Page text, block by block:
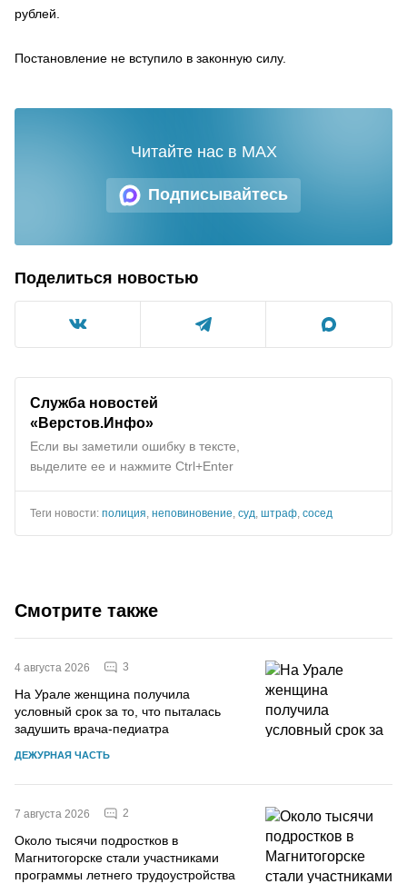
рублей.
Постановление не вступило в законную силу.
Подписывайтесь
Читайте нас в MAX
Поделиться новостью
Служба новостей
«Верстов.Инфо»
Если вы заметили ошибку в тексте,
выделите ее и нажмите Ctrl+Enter
Теги новости: полиция неповиновение суд штраф сосед
Смотрите также
4 августа 2026 3
На Урале женщина получила
условный срок за то, что пыталась
задушить врача-педиатра
ДЕЖУРНАЯ ЧАСТЬ
7 августа 2026 2
Около тысячи подростков в
Магнитогорске стали участниками
программы летнего трудоустройства